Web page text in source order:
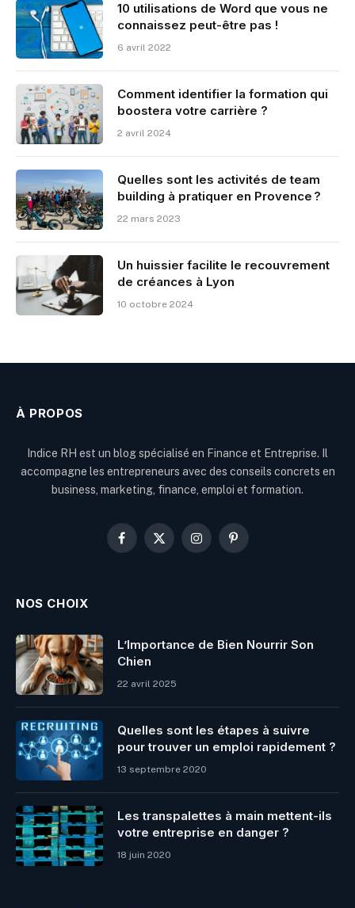
10 utilisations de Word que vous ne
connaissez peut-être pas !
6 avril 2022
Comment identifier la formation qui
boostera votre carrière ?
2 avril 2024
Quelles sont les activités de team
building à pratiquer en Provence ?
22 mars 2023
Un huissier facilite le recouvrement
de créances à Lyon
10 octobre 2024
À PROPOS
Indice RH est un blog spécialisé en Finance et Entreprise. Il
accompagne les entrepreneurs avec des conseils concrets en
business, marketing, finance, emploi et formation.
Facebook
X
InstagramPinterest
NOS CHOIX
L’Importance de Bien Nourrir Son
Chien
22 avril 2025
Quelles sont les étapes à suivre
pour trouver un emploi rapidement ?
13 septembre 2020
Les transpalettes à main mettent-ils
votre entreprise en danger ?
18 juin 2020